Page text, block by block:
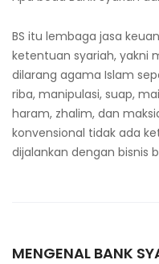
BS itu lembaga jasa
ketentuan syariah, yakni
dilarang agama Islam
riba, manipulasi, suap,
haram, zhalim, dan
konvensional tidak ada
dijalankan dengan bisnis
MENGENAL BANK